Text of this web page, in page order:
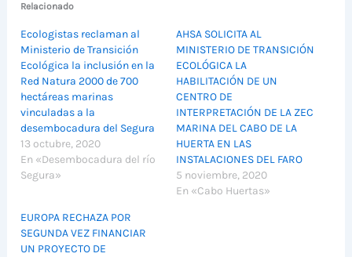
Relacionado
Ecologistas reclaman al
Ministerio de Transición
Ecológica la inclusión en la
Red Natura 2000 de 700
hectáreas marinas
vinculadas a la
desembocadura del Segura
13 octubre, 2020
En «Desembocadura del río
Segura»
AHSA SOLICITA AL
MINISTERIO DE TRANSICIÓN
ECOLÓGICA LA
HABILITACIÓN DE UN
CENTRO DE
INTERPRETACIÓN DE LA ZEC
MARINA DEL CABO DE LA
HUERTA EN LAS
INSTALACIONES DEL FARO
5 noviembre, 2020
En «Cabo Huertas»
EUROPA RECHAZA POR
SEGUNDA VEZ FINANCIAR
UN PROYECTO DE